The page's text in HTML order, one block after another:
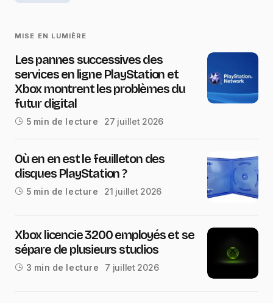
MISE EN LUMIÈRE
Les pannes successives des
services en ligne PlayStation et
Xbox montrent les problèmes du
futur digital
5 min de lecture 27 juillet 2026
Où en en est le feuilleton des
disques PlayStation ?
5 min de lecture 21 juillet 2026
Xbox licencie 3200 employés et se
sépare de plusieurs studios
3 min de lecture 7 juillet 2026